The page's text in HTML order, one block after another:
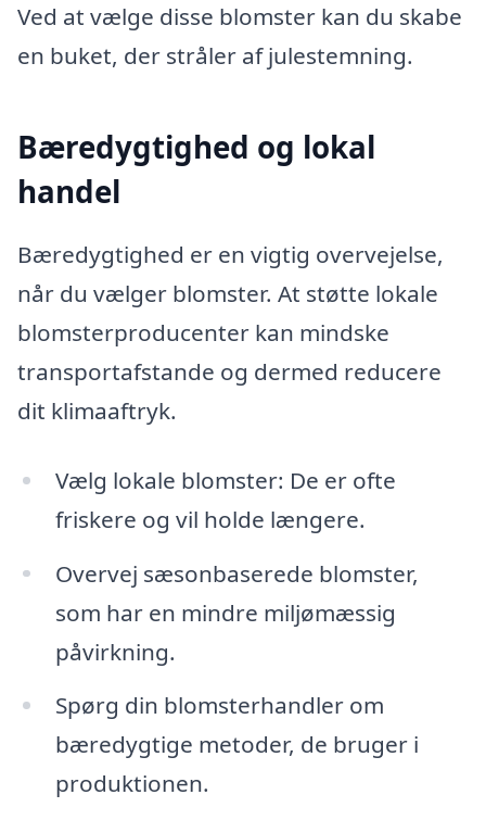
Ved at vælge disse blomster kan du skabe
en buket, der stråler af julestemning.
Bæredygtighed og lokal
handel
Bæredygtighed er en vigtig overvejelse,
når du vælger blomster. At støtte lokale
blomsterproducenter kan mindske
transportafstande og dermed reducere
dit klimaaftryk.
Vælg lokale blomster: De er ofte
friskere og vil holde længere.
Overvej sæsonbaserede blomster,
som har en mindre miljømæssig
påvirkning.
Spørg din blomsterhandler om
bæredygtige metoder, de bruger i
produktionen.